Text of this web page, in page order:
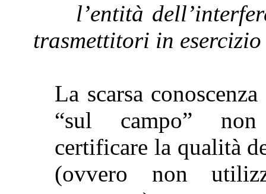
l’entità
trasmettitori in esercizio
La scarsa
“sul campo”
certificare la qualità
(ovvero non